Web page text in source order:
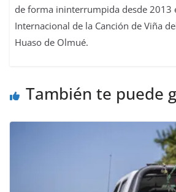
de forma ininterrumpida desde 2013
Internacional de la Canción de Viña
Huaso de Olmué.
También te puede